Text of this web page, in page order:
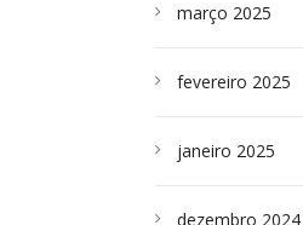
março 2025
fevereiro 2025
janeiro 2025
dezembro 2024